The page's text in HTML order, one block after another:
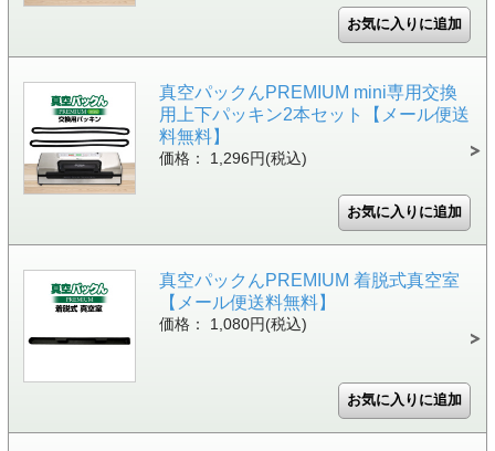
真空パックんPREMIUM mini専用交換
用上下パッキン2本セット【メール便送
料無料】
価格： 1,296円(税込)
真空パックんPREMIUM 着脱式真空室
【メール便送料無料】
価格： 1,080円(税込)